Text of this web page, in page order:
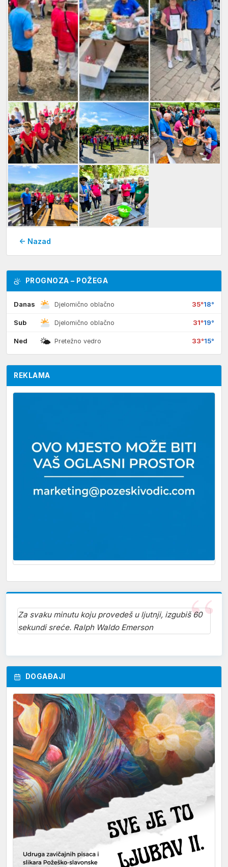
← Nazad
PROGNOZA – POŽEGA
Danas Djelomično oblačno 35°18°
Sub Djelomično oblačno 31°19°
Ned 🌤 Pretežno vedro 33°15°
REKLAMA
Za svaku minutu koju provedeš u ljutnji, izgubiš 60
sekundi sreće. Ralph Waldo Emerson
DOGAĐAJI